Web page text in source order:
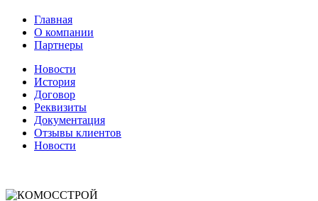
Главная
О компании
Партнеры
Новости
История
Договор
Реквизиты
Документация
Отзывы клиентов
Новости